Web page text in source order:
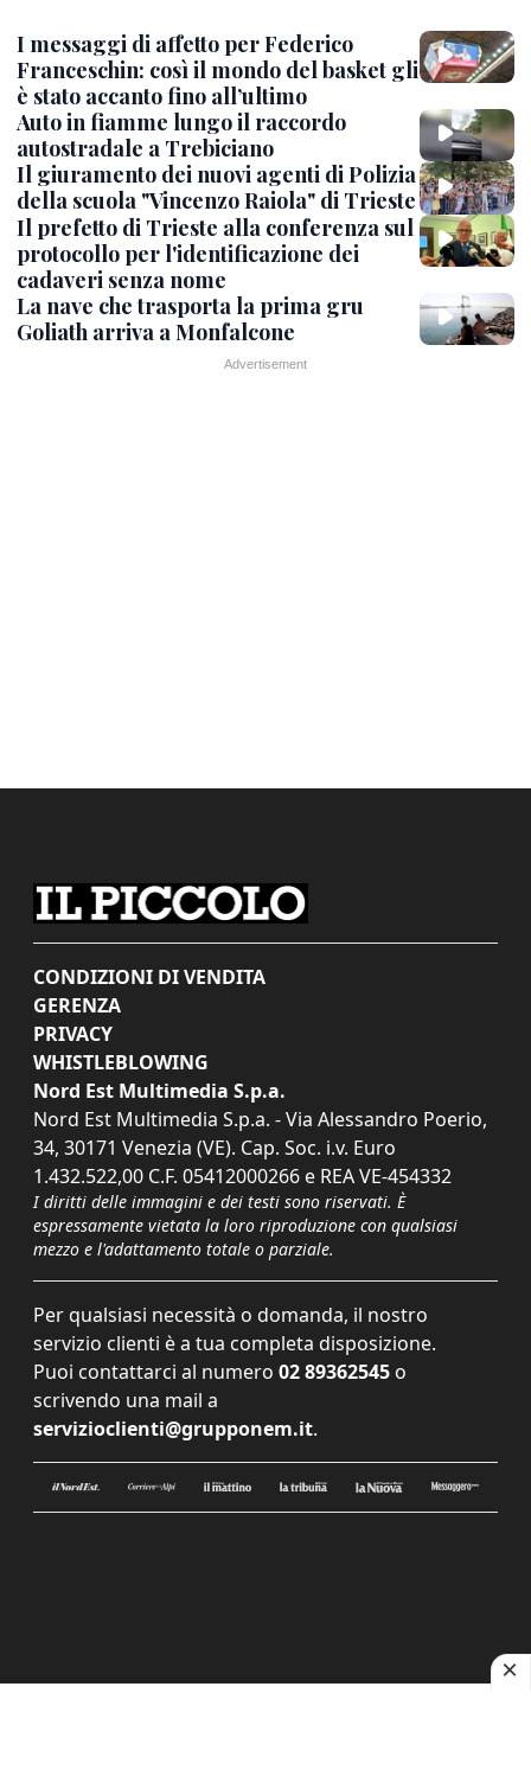
I messaggi di affetto per Federico
Franceschin: così il mondo del basket gli
è stato accanto fino all’ultimo
Auto in fiamme lungo il raccordo
autostradale a Trebiciano
Il giuramento dei nuovi agenti di Polizia
della scuola "Vincenzo Raiola" di Trieste
Il prefetto di Trieste alla conferenza sul
protocollo per l'identificazione dei
cadaveri senza nome
La nave che trasporta la prima gru
Goliath arriva a Monfalcone
CONDIZIONI DI VENDITA
GERENZA
PRIVACY
WHISTLEBLOWING
Nord Est Multimedia S.p.a.
Nord Est Multimedia S.p.a. - Via Alessandro Poerio,
34, 30171 Venezia (VE). Cap. Soc. i.v. Euro
1.432.522,00 C.F. 05412000266 e REA VE-454332
I diritti delle immagini e dei testi sono riservati. È
espressamente vietata la loro riproduzione con qualsiasi
mezzo e l'adattamento totale o parziale.
Per qualsiasi necessità o domanda, il nostro
servizio clienti è a tua completa disposizione.
Puoi contattarci al numero 02 89362545 o
scrivendo una mail a
servizioclienti@grupponem.it.